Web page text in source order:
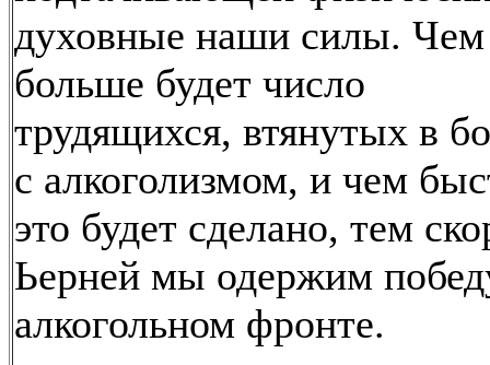
духовные наши силы. Чем
больше будет число
трудящихся, втянутых в
с алкоголизмом, и чем
это будет сделано, тем
Ьерней мы одержим
алкогольном фронте.